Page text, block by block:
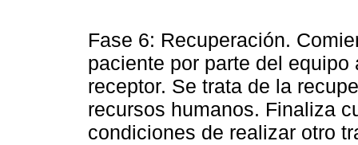
Fase 6: Recuperación.
paciente por parte del
receptor. Se trata de la
recursos humanos. Finaliza
condiciones de realizar otro